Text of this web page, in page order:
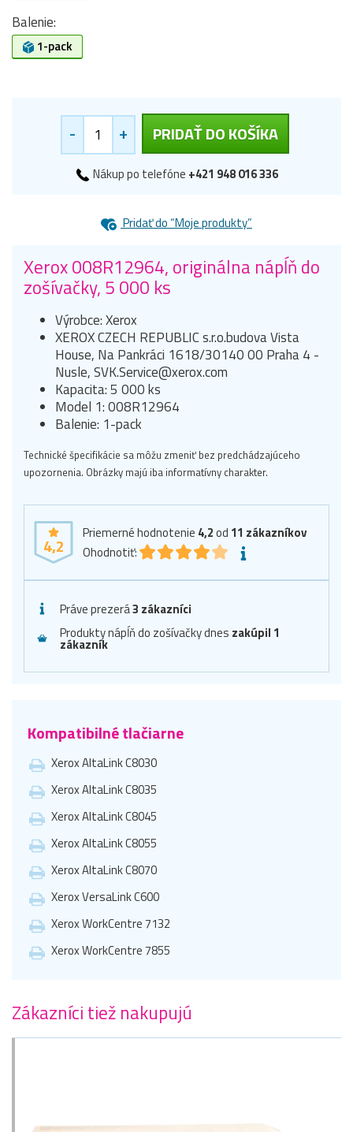
Balenie:
1-pack
- + PRIDAŤ DO KOŠÍKA
Nákup po telefóne +421 948 016 336
Pridať do “Moje produkty”
Xerox 008R12964, originálna nápĺň do
zošívačky, 5 000 ks
Výrobce: Xerox
XEROX CZECH REPUBLIC s.r.o.budova Vista
House, Na Pankráci 1618/30140 00 Praha 4 -
Nusle, SVK.Service@xerox.com
Kapacita: 5 000 ks
Model 1: 008R12964
Balenie: 1-pack
Technické špecifikácie sa môžu zmeniť bez predchádzajúceho
upozornenia. Obrázky majú iba informatívny charakter.
4,2
Priemerné hodnotenie 4,2od 11 zákazníkov
Ohodnotiť:
Práve prezerá3 zákazníci
Produkty nápĺň do zošívačky dnes zakúpil 1
zákazník
Kompatibilné tlačiarne
Xerox AltaLink C8030
Xerox AltaLink C8035
Xerox AltaLink C8045
Xerox AltaLink C8055
Xerox AltaLink C8070
Xerox VersaLink C600
Xerox WorkCentre 7132
Xerox WorkCentre 7855
Zákazníci tiež nakupujú